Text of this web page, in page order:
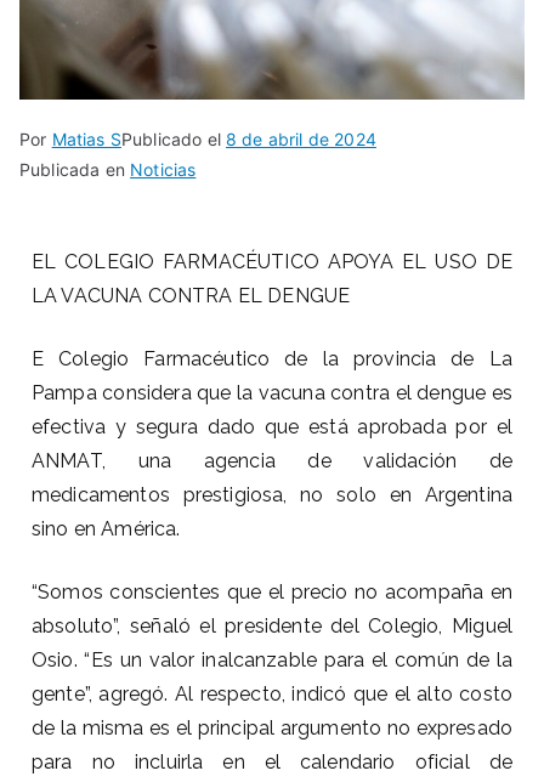
Por Matias SPublicado el8 de abril de 2024
Publicada en Noticias
EL COLEGIO FARMACÉUTICO APOYA EL USO DE
LA VACUNA CONTRA EL DENGUE
E Colegio Farmacéutico de la provincia de La
Pampa considera que la vacuna contra el dengue es
efectiva y segura dado que está aprobada por el
ANMAT, una agencia de validación de
medicamentos prestigiosa, no solo en Argentina
sino en América.
“Somos conscientes que el precio no acompaña en
absoluto”, señaló el presidente del Colegio, Miguel
Osio. “Es un valor inalcanzable para el común de la
gente”, agregó. Al respecto, indicó que el alto costo
de la misma es el principal argumento no expresado
para no incluirla en el calendario oficial de